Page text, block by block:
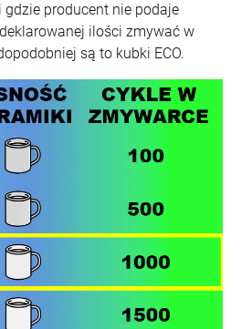
gdzie producent nie podaje
ilości zmywać w
są to kubki ECO.